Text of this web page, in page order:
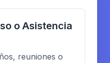
o Asistencia
reuniones o